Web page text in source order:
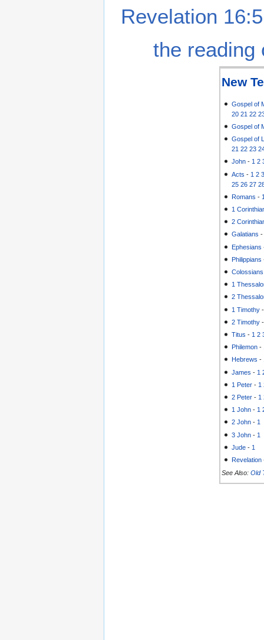
Revelation
the reading
New
Gospel of
20 21 22
Gospel of
Gospel of
21 22 23
John - 1 2
Acts - 1 2
25 26 27
Romans -
1
2
Galatians
Ephesians
Philippians
Colossians
1
2
1 Timothy
2 Timothy
Titus - 1 2
Philemon -
Hebrews -
James - 1
1 Peter - 1
2 Peter - 1
1 John - 1
2 John - 1
3 John - 1
Jude - 1
Revelation
See Also: Old